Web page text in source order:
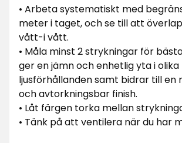
• Arbeta systematiskt med
meter i taget, och se till att
vått-i vått.
• Måla minst 2 strykningar för
ger en jämn och enhetlig yta i olika
ljusförhållanden samt bidrar till en
och avtorkningsbar finish.
• Låt färgen torka mellan
• Tänk på att ventilera när du har